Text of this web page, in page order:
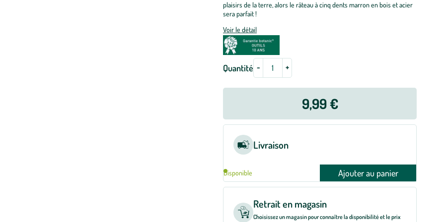
plaisirs de la terre, alors le râteau à cinq dents marron en bois et acier
sera parfait !
Voir le détail
Quantité - +
9,99 €
Livraison
Disponible Ajouter au panier
Retrait en magasin
Choisissez un magasin pour connaître la disponibilité et le prix